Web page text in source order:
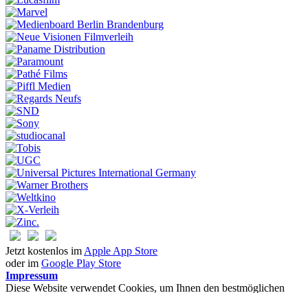
Jetzt kostenlos im Apple App Store
oder im Google Play Store
Impressum
Diese Website verwendet Cookies, um Ihnen den bestmöglichen